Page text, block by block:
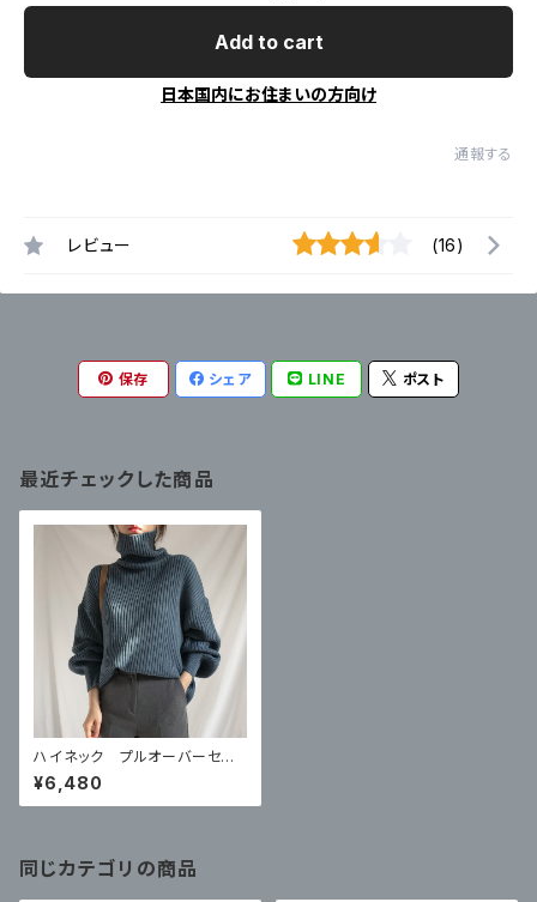
Add to cart
日本国内にお住まいの方向け
通報する
レビュー (16)
保存 シェア LINE ポスト
最近チェックした商品
ハイネック プルオーバーセー
ター 3色
¥6,480
同じカテゴリの商品